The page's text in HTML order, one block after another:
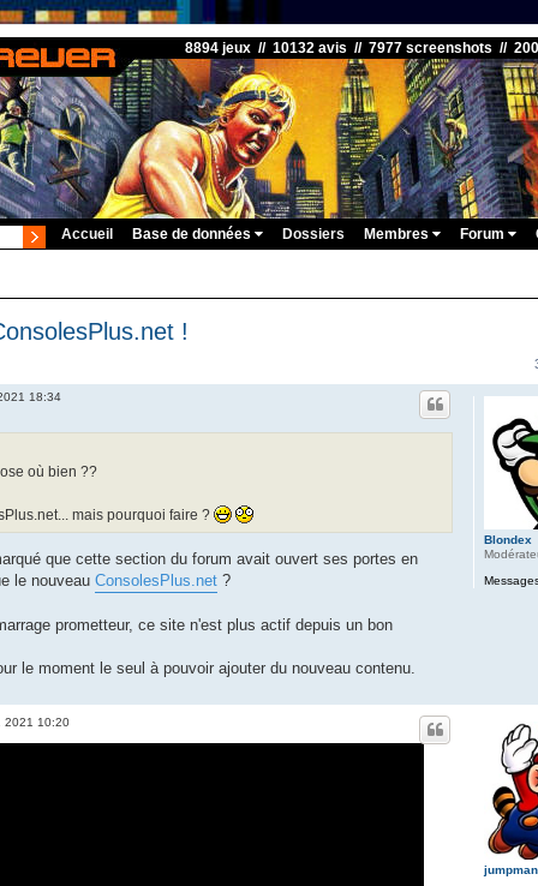
8894 jeux // 10132 avis // 7977 screenshots //
Accueil Base de données Dossiers Membres Forum
!
Blondex
18:34
où bien ??
mais pourquoi faire ?
que cette section du forum avait ouvert ses portes en
le nouveau ConsolesPlus.net ?
prometteur, ce site n'est plus actif depuis un bon
le moment le seul à pouvoir ajouter du nouveau contenu.
jumpman
2021 10:20